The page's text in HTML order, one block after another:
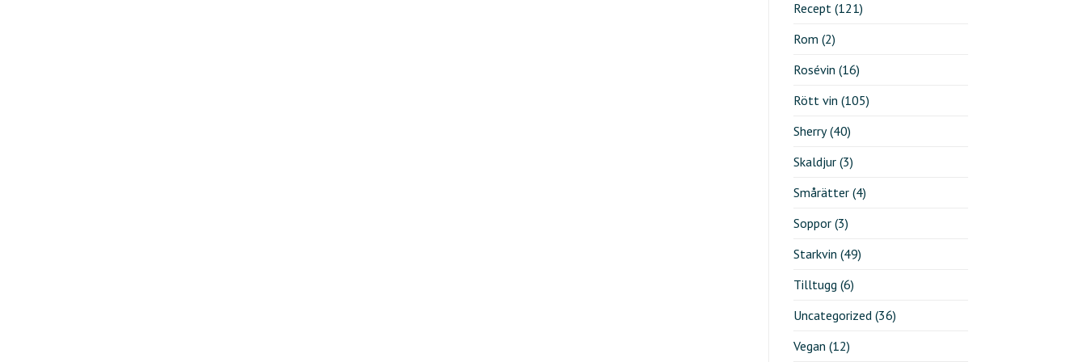
Recept(121)
Rom (2)
Rosévin (16)
Rött vin (105)
Sherry(40)
Skaldjur(3)
Smårätter(4)
Soppor(3)
Starkvin (49)
Tilltugg (6)
Uncategorized(36)
Vegan (12)